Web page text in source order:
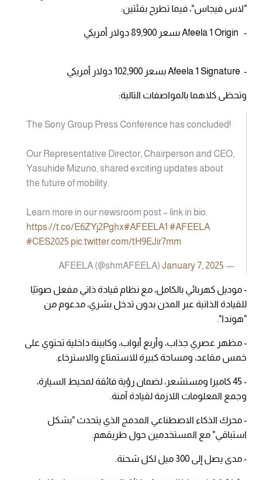
"لاس فيجاس"، فيما تطرح بفئتين:
- Afeela 1 Origin بسعر 89,900 دولار أمريكي
- Afeela 1 Signature بسعر 102,900 دولار أمريكي
وتحظى كلاهما بالمواصفات التالية:
The Sony Group Press Conference has concluded!
Our Representative Director, Chairperson and CEO,
Yasuhide Mizuno, shared exciting updates about
the future of mobility.
Learn more in our newsroom post – link in bio.
https://t.co/E6ZYj2Pghx#AFEELA1 #AFEELA
#CES2025 pic.twitter.com/tH9EJir7mm
— AFEELA (@shmAFEELA)
January 7, 2025
- موديل كهربائي بالكامل، مع نظام قيادة ذاتي مفعل صوتيًا
للقيادة الذاتية عبر المدن بدون تدخل بشري، مدعوم من
"هوندا".
- مظهر عصري جذاب، وأربع أبواب، وكابينة داخلية تحتوي على
خمس مقاعد، ومساحة كبيرة للاستمتاع والاسترخاء.
- 45 كاميرا ومستشعر، لضمان رؤية فائقة لمحيط السيارة،
وجمع المعلومات اللازمة لقيادة آمنة.
- محرك الذكاء الاصطناعي المدمج الذي يتحدث "بشكل
استباقي" مع المستخدمين حول طريقهم.
- مدى يصل إلى 300 ميل لكل شحنة.